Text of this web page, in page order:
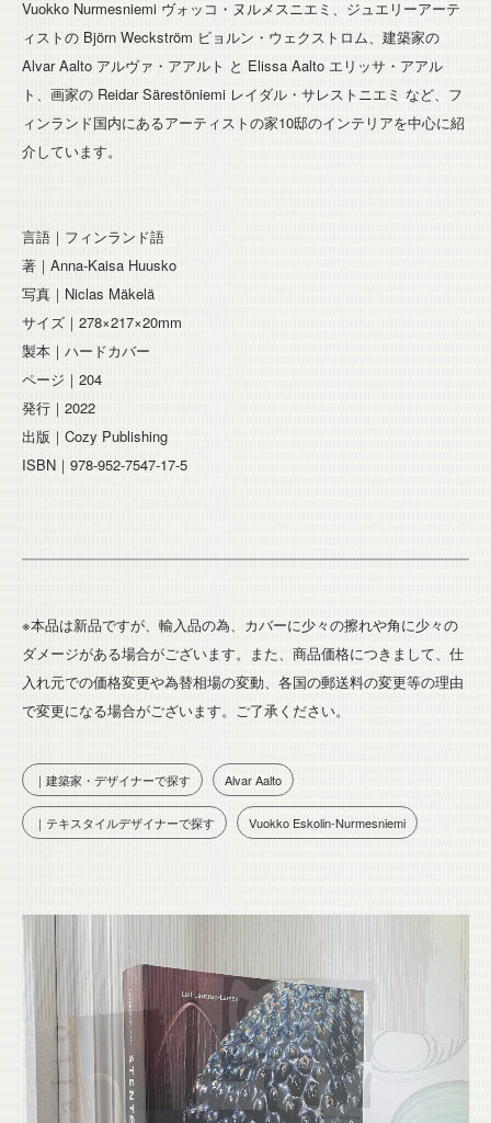
Vuokko Nurmesniemi ヴォッコ・ヌルメスニエミ、ジュエリーアーテ
ィストの Björn Weckström ビョルン・ウェクストロム、建築家の
Alvar Aalto アルヴァ・アアルト と Elissa Aalto エリッサ・アアル
ト、画家の Reidar Särestöniemi レイダル・サレストニエミ など、フ
ィンランド国内にあるアーティストの家10邸のインテリアを中心に紹
介しています。
言語｜フィンランド語
著｜Anna-Kaisa Huusko
写真｜Niclas Mäkelä
サイズ｜278×217×20mm
製本｜ハードカバー
ページ｜204
発行｜2022
出版｜Cozy Publishing
ISBN｜978-952-7547-17-5
※本品は新品ですが、輸入品の為、カバーに少々の擦れや角に少々の
ダメージがある場合がございます。また、商品価格につきまして、仕
入れ元での価格変更や為替相場の変動、各国の郵送料の変更等の理由
で変更になる場合がございます。ご了承ください。
｜建築家・デザイナーで探す Alvar Aalto
｜テキスタイルデザイナーで探す Vuokko Eskolin-Nurmesniemi